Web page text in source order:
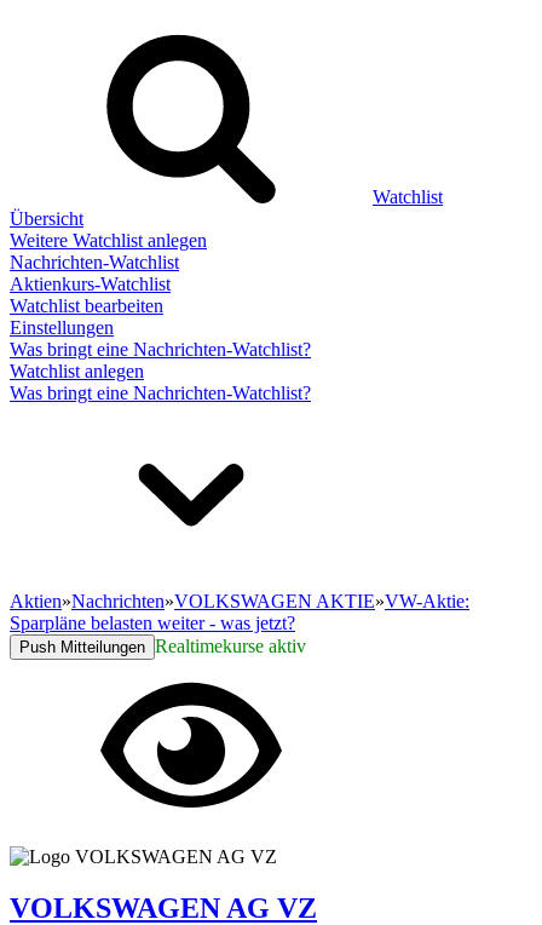
Watchlist
Übersicht
Weitere Watchlist anlegen
Nachrichten-Watchlist
Aktienkurs-Watchlist
Watchlist bearbeiten
Einstellungen
Was bringt eine Nachrichten-Watchlist?
Watchlist anlegen
Was bringt eine Nachrichten-Watchlist?
Aktien»Nachrichten»VOLKSWAGEN AKTIE»VW-Aktie:
Sparpläne belasten weiter - was jetzt?
Push Mitteilungen Realtimekurse aktiv
VOLKSWAGEN AG VZ